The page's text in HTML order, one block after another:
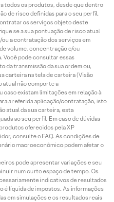
todos os produtos, desde que dentro
de risco definidas para o seu perfil.
os serviços objeto deste
se a sua pontuação de risco atual
a contratação dos serviços em
volume, concentração e/ou
Você pode consultar essas
da transmissão da sua ordem ou,
carteira na tela de carteira (Visão
atual não comporte a
existam limitações em relação à
a referida aplicação/contratação, isto
atual da sua carteira, esta
ao seu perfil. Em caso de dúvidas
oferecidos pela XP
consulte o FAQ. As condições de
macroeconômico podem afetar o
pode apresentar variações e seu
num curto espaço de tempo. Os
indicativos de resultados
é líquida de impostos. As informações
em simulações e os resultados reais